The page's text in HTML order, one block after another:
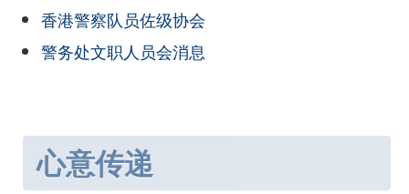
香港警察队员佐级协会
警务处文职人员会消息
心意传递